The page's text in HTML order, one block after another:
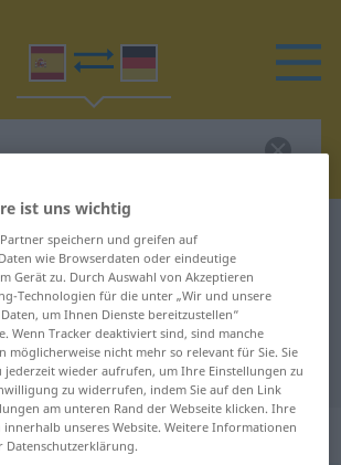
Wörterbuch torrar
Übersetzung für
Übersetzung
: verbo transitivo
ist uns wichtig
speichern und greifen auf
wie Browserdaten oder eindeutige
Gerät zu. Durch Auswahl von Akzeptieren
Technologien für die unter „Wir und unsere
um Ihnen Dienste bereitzustellen“
Wenn Tracker deaktiviert sind, sind manche
möglicherweise nicht mehr so relevant für Sie. Sie
jederzeit wieder aufrufen, um Ihre Einstellungen zu
zu widerrufen, indem Sie auf den Link
am unteren Rand der Webseite klicken. Ihre
innerhalb unseres Website. Weitere Informationen
Datenschutzerklärung.